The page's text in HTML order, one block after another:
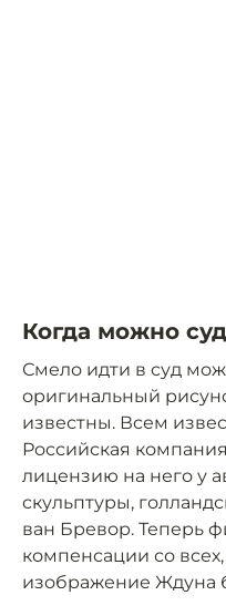
Когда можно
Смело идти в суд
оригинальный
известны. Всем
Российская
лицензию на него у
скульптуры,
ван Бревор. Теперь
компенсации со
изображение Ждуна